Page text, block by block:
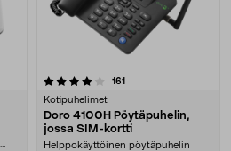
161
Kotipuhelimet
Doro 4100H Pöytäpuhelin,
jossa SIM-kortti
Helppokäyttöinen pöytäpuhelin